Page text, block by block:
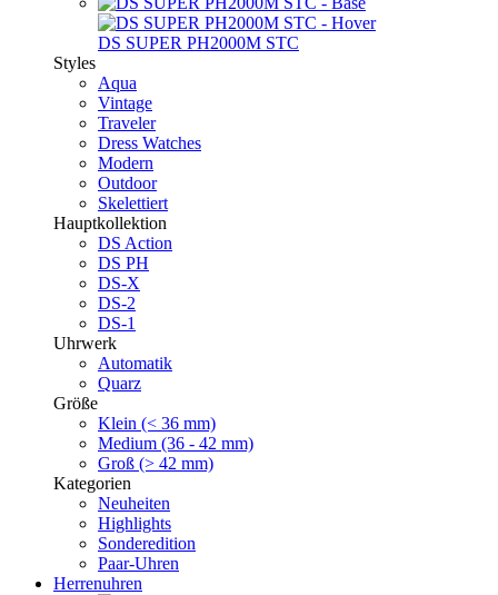
DS SUPER PH2000M STC
Styles
Aqua
Vintage
Traveler
Dress Watches
Modern
Outdoor
Skelettiert
Hauptkollektion
DS Action
DS PH
DS-X
DS-2
DS-1
Uhrwerk
Automatik
Quarz
Größe
Klein (< 36 mm)
Medium (36 - 42 mm)
Groß (> 42 mm)
Kategorien
Neuheiten
Highlights
Sonderedition
Paar-Uhren
Herrenuhren